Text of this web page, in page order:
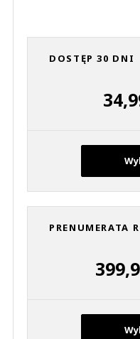
DOSTĘP 30 DNI
PRENUMERATA